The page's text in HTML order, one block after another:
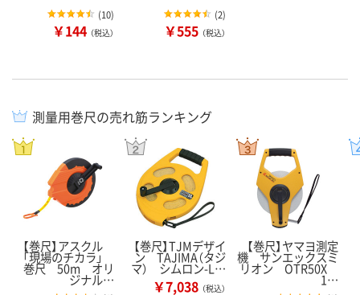
(10)
￥144 （税込）
(2)
￥555 （税込）
測量用巻尺の売れ筋ランキング
【巻尺】アスクル
「現場のチカラ」
巻尺 50m オリ
ジナル…
【巻尺】TJMデザイ
ン TAJIMA（タジ
マ） シムロン-L…
￥7,038 （税込）
【巻尺】ヤマヨ測定
機 サンエックスミ
リオン OTR50X
1…